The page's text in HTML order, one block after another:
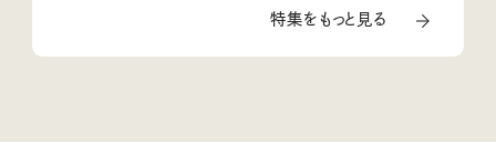
特集をもっと見る